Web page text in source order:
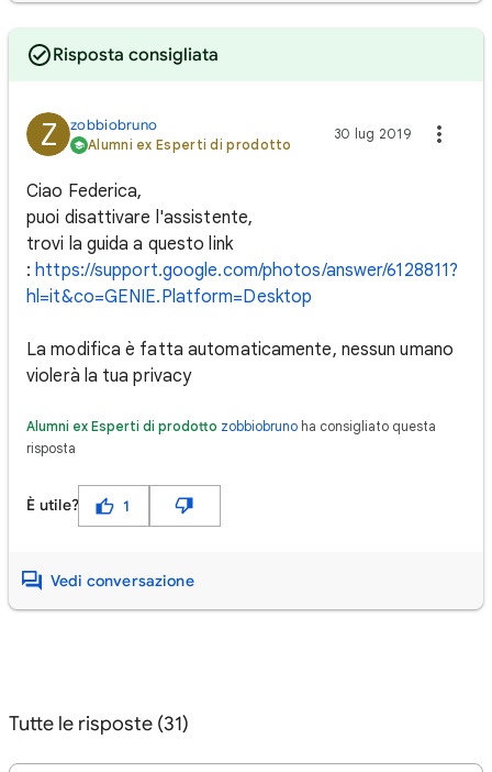
Risposta consigliata
Z zobbiobruno
Alumni ex Esperti di prodotto
30 lug 2019
Ciao Federica,
puoi disattivare l'assistente,
trovi la guida a questo link
:https://support.google.com/photos/answer/6128811?
hl=it&co=GENIE.Platform=Desktop
La modifica è fatta automaticamente, nessun umano
violerà la tua privacy
Alumni ex Esperti di prodotto zobbiobruno ha consigliato questa
risposta
È utile? 1
Vedi conversazione
Tutte le risposte (31)